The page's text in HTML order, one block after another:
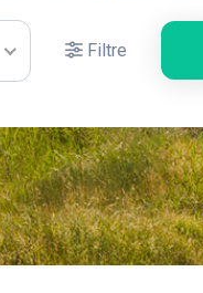
Filtre